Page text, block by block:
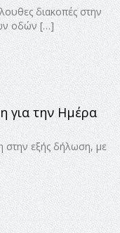
διακοπές στην
οδών […]
για την Ημέρα
στην εξής δήλωση, με